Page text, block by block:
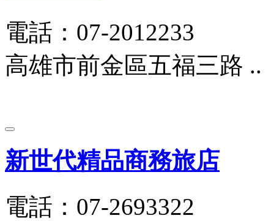
電話：07-2012233
高雄市前金區五福三路 ..
新世代精品商務旅店
電話：07-2693322